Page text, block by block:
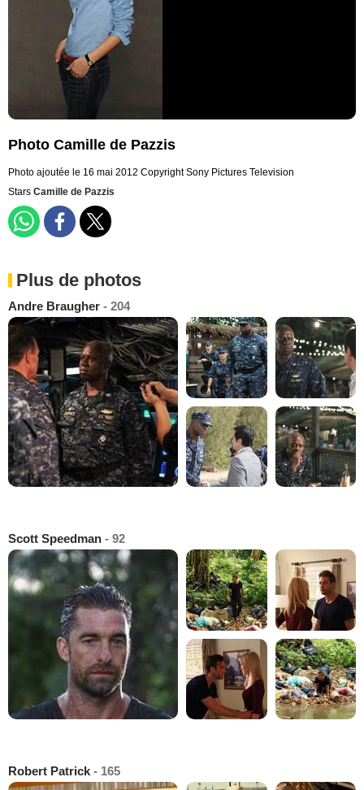
Photo Camille de Pazzis
Photo ajoutée le 16 mai 2012 Copyright Sony Pictures Television
Stars Camille de Pazzis
Plus de photos
Andre Braugher - 204
Scott Speedman - 92
Robert Patrick - 165